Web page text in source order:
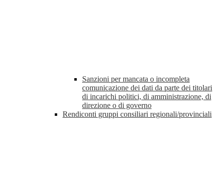
Sanzioni per mancata o incompleta
comunicazione dei dati da parte dei titolari
di incarichi politici, di amministrazione, di
direzione o di governo
Rendiconti gruppi consiliari regionali/provinciali